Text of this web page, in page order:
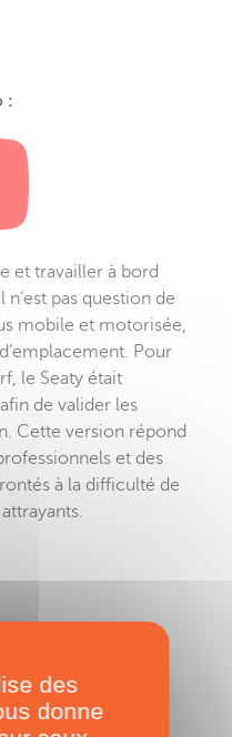
:
et travailler à bord
pas question de
mobile et motorisée,
Pour
le Seaty était
de valider les
Cette version répond
et des
à la difficulté de
des
donne